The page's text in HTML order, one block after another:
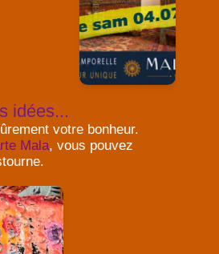
idées...
votre bonheur.
Mala, vous pouvez